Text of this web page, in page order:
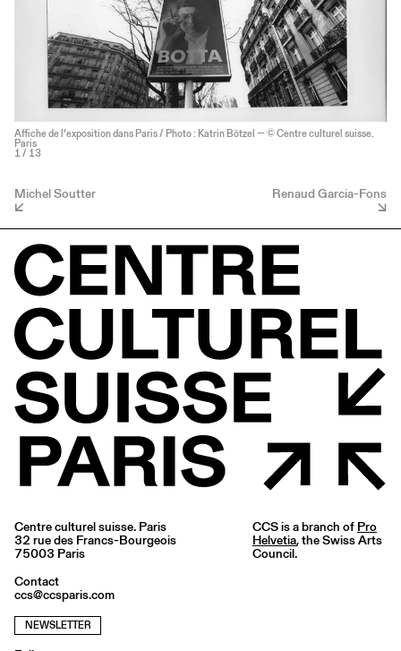
Affiche de l’exposition dans Paris / Photo : Katrin Bötzel — © Centre culturel suisse.
Paris
1 / 13
Michel Soutter Renaud Garcia-Fons
Centre culturel suisse. Paris
32 rue des Francs-Bourgeois
75003 Paris
Contact
ccs@ccsparis.com
NEWSLETTER
CCS is a branch of Pro
Helvetia, the Swiss Arts
Council.